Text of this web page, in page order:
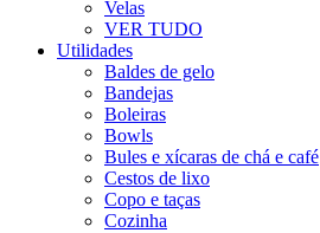
Velas
VER TUDO
Utilidades
Baldes de gelo
Bandejas
Boleiras
Bowls
Bules e xícaras de chá e café
Cestos de lixo
Copo e taças
Cozinha